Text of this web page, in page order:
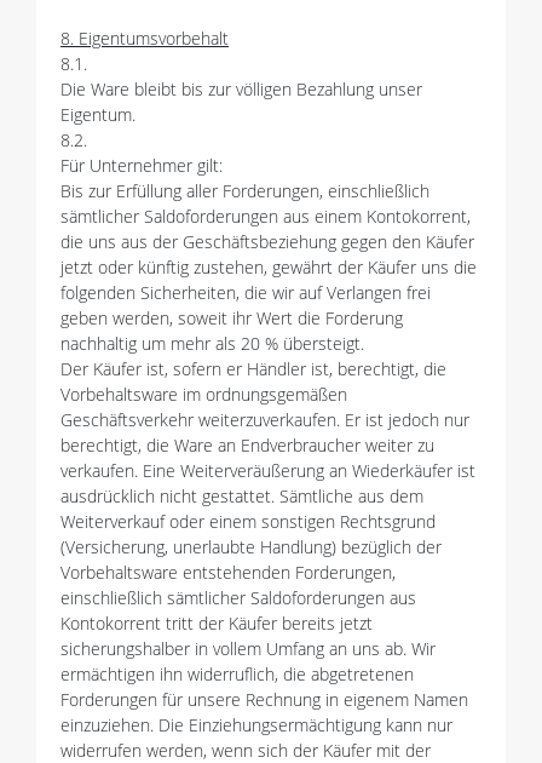
8. Eigentumsvorbehalt
8.1.
Die Ware bleibt bis zur völligen Bezahlung unser
Eigentum.
8.2.
Für Unternehmer gilt:
Bis zur Erfüllung aller Forderungen, einschließlich
sämtlicher Saldoforderungen aus einem Kontokorrent,
die uns aus der Geschäftsbeziehung gegen den Käufer
jetzt oder künftig zustehen, gewährt der Käufer uns die
folgenden Sicherheiten, die wir auf Verlangen frei
geben werden, soweit ihr Wert die Forderung
nachhaltig um mehr als 20 % übersteigt.
Der Käufer ist, sofern er Händler ist, berechtigt, die
Vorbehaltsware im ordnungsgemäßen
Geschäftsverkehr weiterzuverkaufen. Er ist jedoch nur
berechtigt, die Ware an Endverbraucher weiter zu
verkaufen. Eine Weiterveräußerung an Wiederkäufer ist
ausdrücklich nicht gestattet. Sämtliche aus dem
Weiterverkauf oder einem sonstigen Rechtsgrund
(Versicherung, unerlaubte Handlung) bezüglich der
Vorbehaltsware entstehenden Forderungen,
einschließlich sämtlicher Saldoforderungen aus
Kontokorrent tritt der Käufer bereits jetzt
sicherungshalber in vollem Umfang an uns ab. Wir
ermächtigen ihn widerruflich, die abgetretenen
Forderungen für unsere Rechnung in eigenem Namen
einzuziehen. Die Einziehungsermächtigung kann nur
widerrufen werden, wenn sich der Käufer mit der